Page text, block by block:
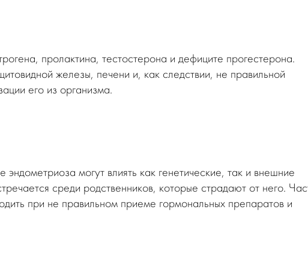
пролактина, тестостерона и дефиците прогестерона.
железы, печени и, как следствии, не правильной
его из организма.
эндометриоза могут влиять как генетические, так и внешние
среди родственников, которые страдают от него.
при не правильном приеме гормональных препаратов и